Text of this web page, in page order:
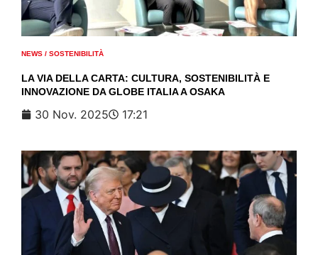
NEWS / SOSTENIBILITÀ
LA VIA DELLA CARTA: CULTURA, SOSTENIBILITÀ E
INNOVAZIONE DA GLOBE ITALIA A OSAKA
30 Nov. 2025 17:21